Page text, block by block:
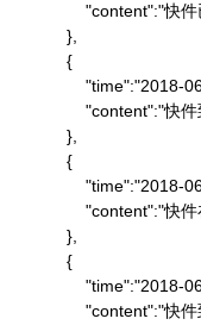
"content":"快
            },
            {
            },
            {
            },
            {